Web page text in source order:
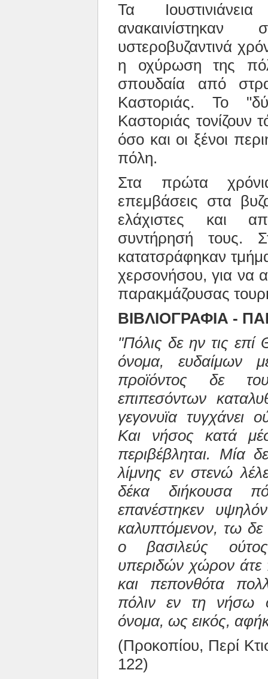
Τα
υστεροβυζαντινά
η οχύρωση της
σπουδαία από
Καστοριάς. Το
Καστοριάς τονίζουν
όσο και οι ξένοι
πόλη.
Στα πρώτα
επεμβάσεις στα
ελάχιστες και
συντήρησή τους.
κατατσράφηκαν
χερσονήσου, για να
παρακμάζουσας
ΒΙΒΛΙΟΓΡΑΦΙΑ -
"Πόλις δε ην τις επί
όνομα, ευδαίμων
προϊόντος δε
επιπεσόντων
γεγονυϊα τυγχάνει
Και νήσος κατά
περιβέβληται. Μία
λίμνης εν στενώ
δέκα διήκουσα
επανέστηκεν
καλυπτόμενον, τω δε
ο βασιλεύς ούτος
υπεριδών χώρον
και πεπονθότα
πόλιν εν τη νήσω
όνομα, ως εικός,
(Προκοπίου, Περί
122)